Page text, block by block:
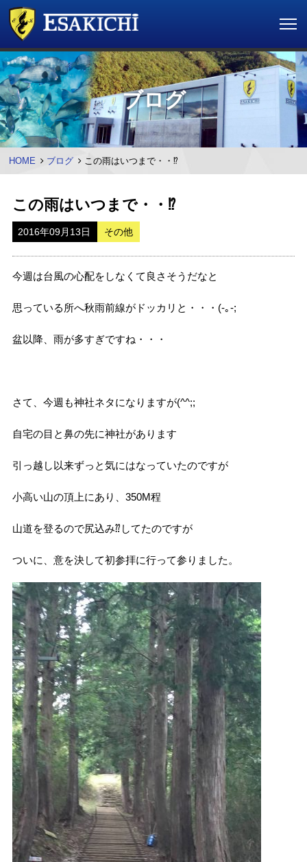
ブログ
HOME ブログ この雨はいつまで・・⁉︎
この雨はいつまで・・⁉︎
2016年09月13日 その他
今週は台風の心配をしなくて良さそうだなと
思っている所へ秋雨前線がドッカリと・・・(-｡-;
盆以降、雨が多すぎですね・・・
さて、今週も神社ネタになりますが(^^;;
自宅の目と鼻の先に神社があります
引っ越し以来ずっと気にはなっていたのですが
小高い山の頂上にあり、350M程
山道を登るので尻込み⁇してたのですが
ついに、意を決して初参拝に行って参りました。